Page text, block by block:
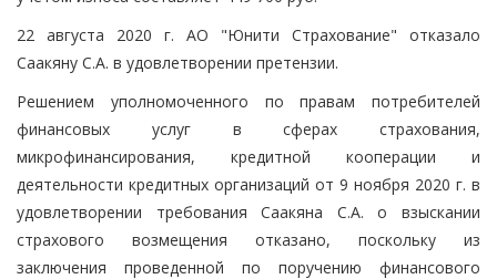
22 августа 2020 г. АО "Юнити Страхование" отказало
Саакяну С.А. в удовлетворении претензии.
Решением уполномоченного по правам потребителей
финансовых услуг в сферах страхования,
микрофинансирования, кредитной кооперации и
деятельности кредитных организаций от 9 ноября 2020 г. в
удовлетворении требования Саакяна С.А. о взыскании
страхового возмещения отказано, поскольку из
заключения проведенной по поручению финансового